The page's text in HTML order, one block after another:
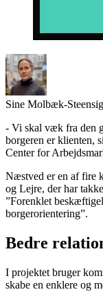
Sine Molbæk-Steensig
- Vi skal væk fra den
borgeren er klienten,
Center for
Næstved er en af fire
og Lejre, der har
”Forenklet
borgerorientering”.
Bedre
I projektet bruger
skabe en enklere og